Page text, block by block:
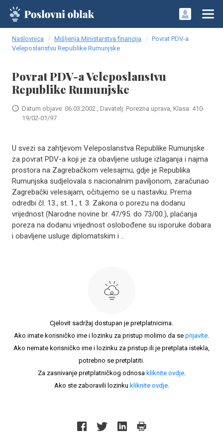
Naslovnica Mišljenja Ministarstva financija
Povrat PDV-a
Veleposlanstvu Republike Rumunjske
Povrat PDV-a Veleposlanstvu
Republike Rumunjske
Datum objave: 06.03.2002., Davatelj: Porezna uprava, Klasa: 410-
19/02-01/97
U svezi sa zahtjevom Veleposlanstva Republike Rumunjske
za povrat PDV-a koji je za obavljene usluge izlaganja i najma
prostora na Zagrebačkom velesajmu, gdje je Republika
Rumunjska sudjelovala s nacionalnim paviljonom, zaračunao
Zagrebački velesajam, očitujemo se u nastavku. Prema
odredbi čl. 13., st. 1., t. 3. Zakona o porezu na dodanu
vrijednost (Narodne novine br. 47/95. do 73/00.), plaćanja
poreza na dodanu vrijednost oslobođene su isporuke dobara
i obavljene usluge diplomatskim i ..
Cjelovit sadržaj dostupan je pretplatnicima.
Ako imate korisničko ime i lozinku za pristup molimo da se prijavite.
Ako nemate korisničko ime i lozinku za pristup ili je pretplata istekla,
potrebno se pretplatiti.
Za zasnivanje pretplatničkog odnosa kliknite ovdje.
Ako ste zaboravili lozinku kliknite ovdje.